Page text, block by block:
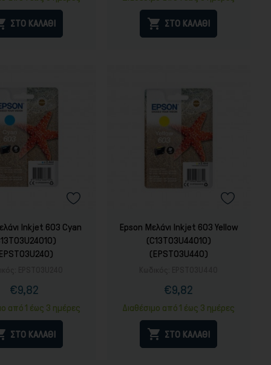
ΣΤΟ ΚΑΛΑΘΙ  ΣΤΟ ΚΑΛΑΘΙ
Inkjet 603 Cyan
Τιμή
€9,82Κανονική
τιμή
από 1 έως 3 ημέρες
ΣΤΟ ΚΑΛΑΘΙ
Epson Μελάνι Inkjet 603 Yellow
(C13T03U44010)
(EPST03U440)
Τιμή
€9,82Κανονική
τιμή
Διαθέσιμο από 1 έως 3 ημέρες
 ΣΤΟ ΚΑΛΑΘΙ